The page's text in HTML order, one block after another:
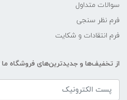
سوالات متداول
فرم نظر سنجی
فرم انتقادات و شکایت
از تخفیف‌ها و جدیدترین‌های فروشگاه ما